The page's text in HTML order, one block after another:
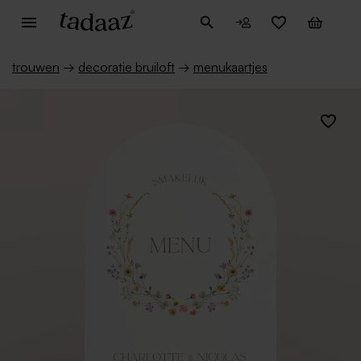
trouwen → decoratie bruiloft → menukaartjes